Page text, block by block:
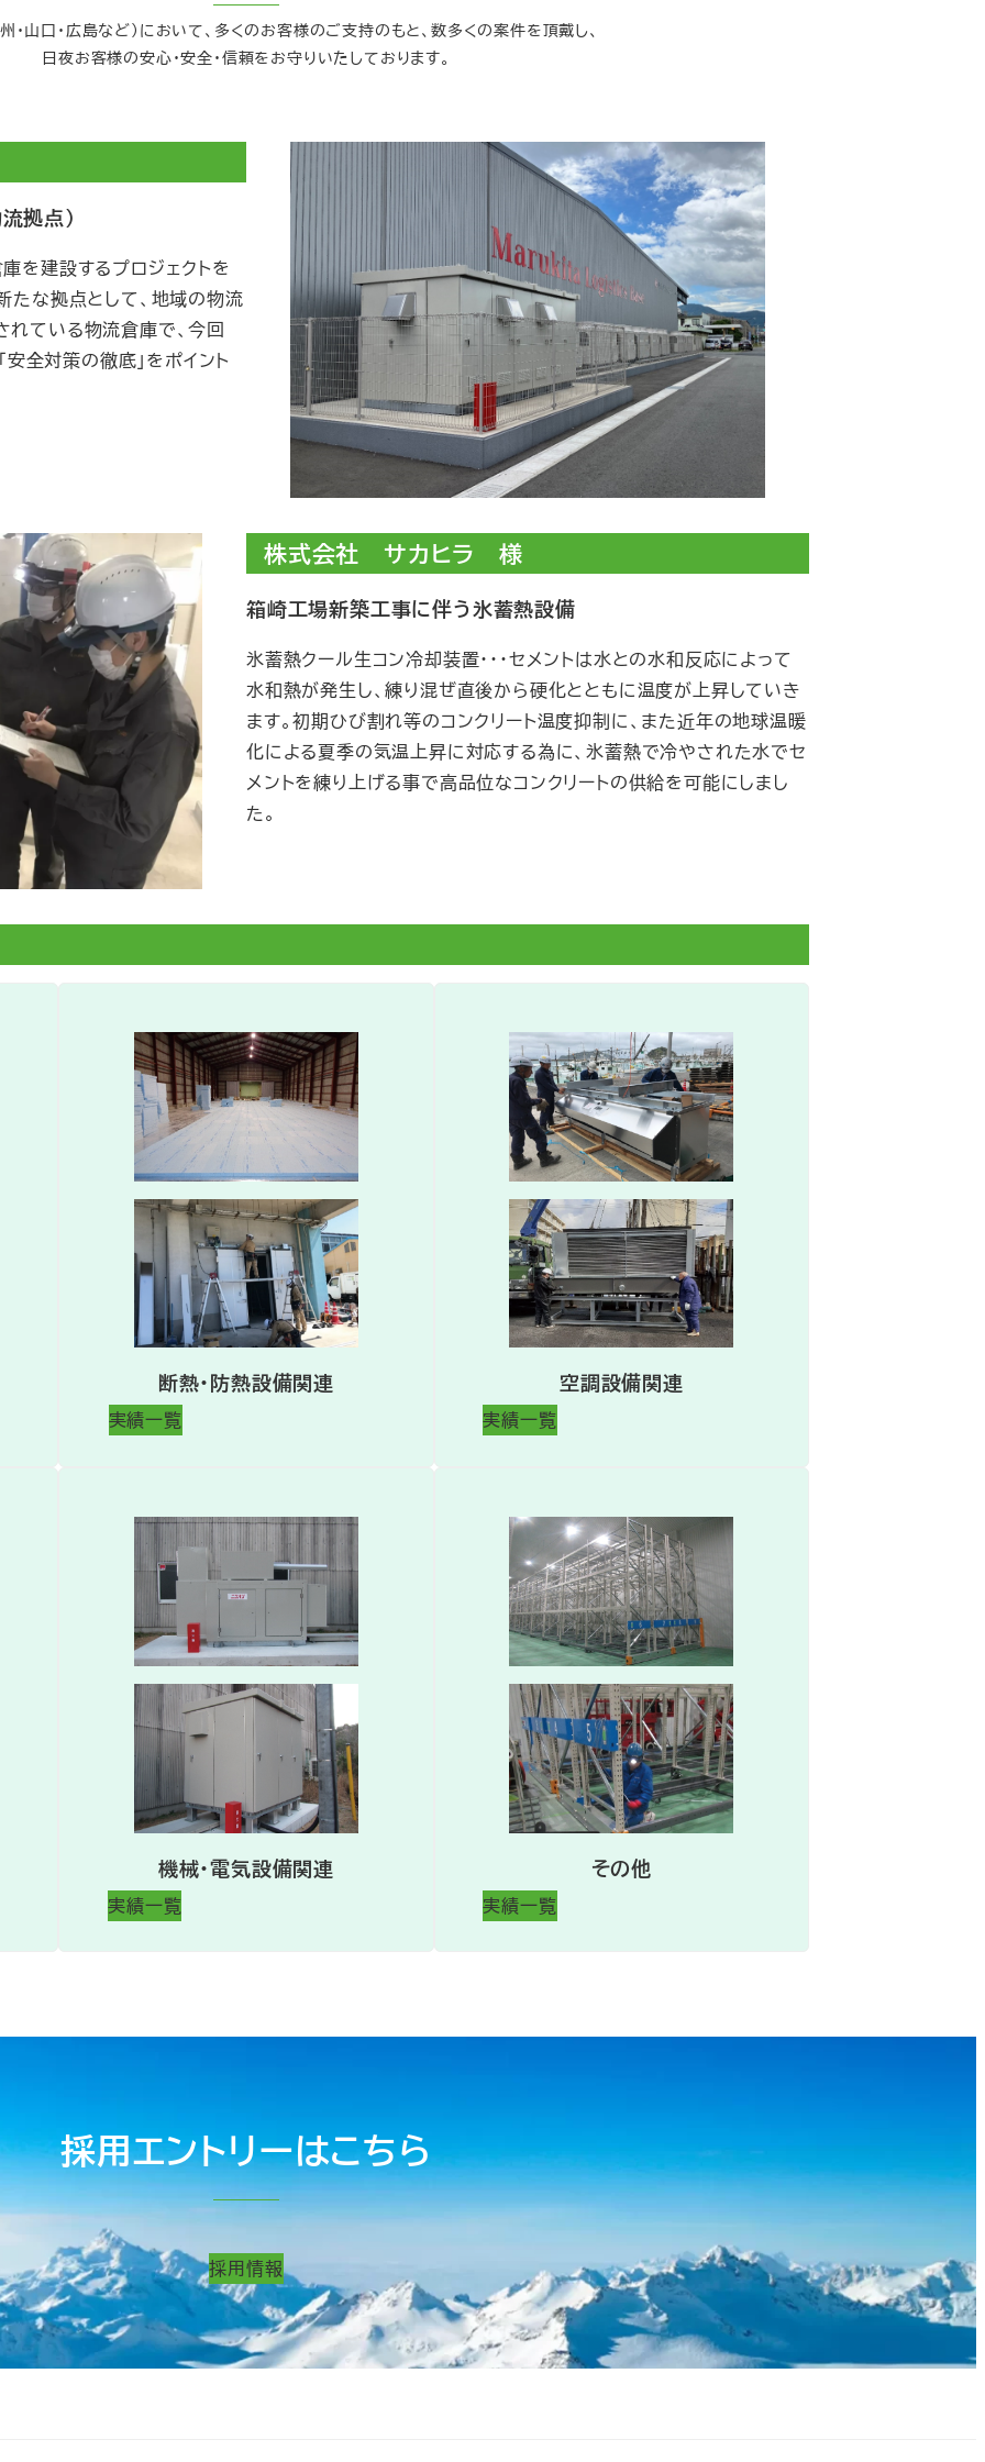
・山口・広島など）において、多くのお客様のご支持のもと、数多くの案件を頂戴し、
日夜お客様の安心・安全・信頼をお守りいたしております。
拠点）
を建設するプロジェクトを
たな拠点として、地域の物流
ている物流倉庫で、今回
安全対策の徹底」をポイント
株式会社 サカヒラ 様
箱崎工場新築工事に伴う氷蓄熱設備
氷蓄熱クール生コン冷却装置・・・セメントは水との水和反応によって
水和熱が発生し、練り混ぜ直後から硬化とともに温度が上昇していき
ます。初期ひび割れ等のコンクリート温度抑制に、また近年の地球温暖
化による夏季の気温上昇に対応する為に、氷蓄熱で冷やされた水でセ
メントを練り上げる事で高品位なコンクリートの供給を可能にしまし
た。
断熱・防熱設備関連
実績一覧
空調設備関連
実績一覧
機械・電気設備関連
実績一覧
その他
実績一覧
採用エントリーはこちら
採用情報